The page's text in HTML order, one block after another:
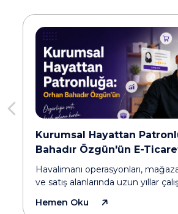
“Artık Maaşıma İhtiyacım
Yıllık Hemşire Zeynep Bozdoğan’ın
Mağazanolsun ile E-
E-ticarete başladığımda teknik bilgim yoktu,
sosyal medyayı aktif kullanan
nedeniyle çekincelerim vardı.
Hemen Oku